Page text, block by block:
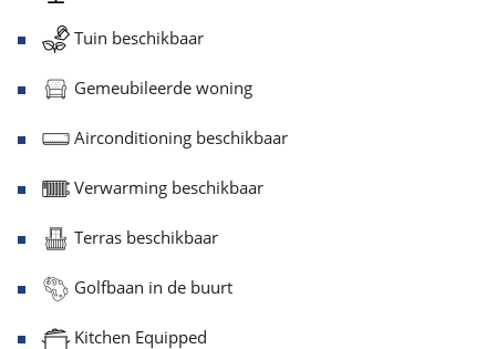
Tuin beschikbaar
Gemeubileerde woning
Airconditioning beschikbaar
Verwarming beschikbaar
Terras beschikbaar
Golfbaan in de buurt
Kitchen Equipped